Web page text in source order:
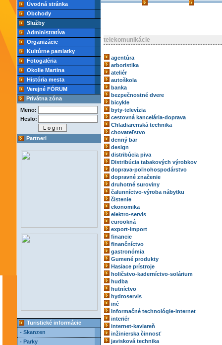
Úvodná stránka
Obchody
Služby
Administratíva
Organizácie
Kultúrne pamiatky
Fotogaléria
Okolie Martina
História mesta
Verejné FÓRUM
Privátna zóna
Meno:
Heslo:
Partneri
Turistické informácie
- Skanzen
- Parky
telekomunikácie
agentúra
arboristika
ateliér
autoškola
banka
bezpečnostné dvere
bicykle
byty-televízia
cestovná kancelária-doprava
Chladiarenská technika
chovateľstvo
denný bar
design
distribúcia piva
Distribúcia tabakových výrobkov
doprava-poľnohospodárstvo
dopravné značenie
druhotné suroviny
čalunníctvo-výroba nábytku
čistenie
ekonomika
elektro-servis
eurookná
export-import
financie
finančníctvo
gastronómia
Gumené produkty
Hasiace prístroje
holičstvo-kaderníctvo-solárium
hudba
hutníctvo
hydroservis
iné
Informačné technológie-internet
interiér
internet-kaviareň
inžinierska činnosť
javisková technika